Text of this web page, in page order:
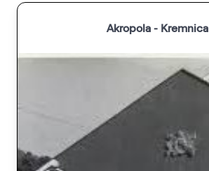
Akropola - Kremnica